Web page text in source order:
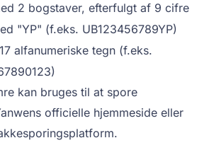
2 bogstaver, efterfulgt af 9 cifre
"YP" (f.eks. UB123456789YP)
alfanumeriske tegn (f.eks.
kan bruges til at spore
officielle hjemmeside eller